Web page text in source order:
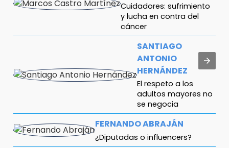
Cuidadores: sufrimiento
y lucha en contra del
cáncer
SANTIAGO
ANTONIO
HERNÁNDEZ
El respeto a los
adultos mayores no
se negocia
FERNANDO ABRAJÁN
¿Diputadas o influencers?